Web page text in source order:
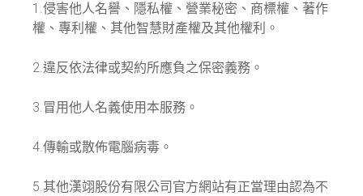
1.侵害他人名譽、隱私權、營業秘密、商標權、著作
權、專利權、其他智慧財產權及其他權利。
2.違反依法律或契約所應負之保密義務。
3.冒用他人名義使用本服務。
4.傳輸或散佈電腦病毒。
5.其他漢翊股份有限公司官方網站有正當理由認為不